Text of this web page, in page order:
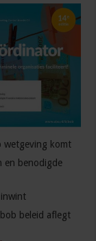
wetgeving komt
en benodigde
beleid aflegt